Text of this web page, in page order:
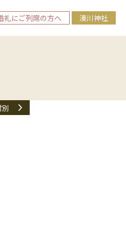
礼にご列席の方へ 湊川神社
別